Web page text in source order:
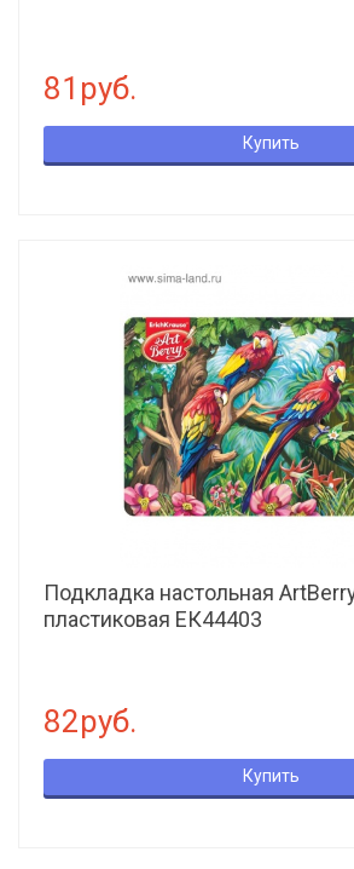
81руб.
Купить
Подкладка настольная
пластиковая ЕК44403
82руб.
Купить